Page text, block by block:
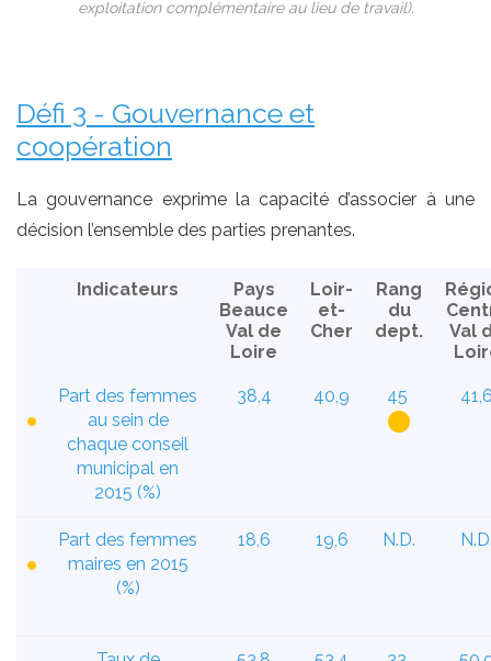
exploitation complémentaire au lieu de travail).
Défi 3 - Gouvernance et
coopération
La gouvernance exprime la capacité d’associer à une
décision l’ensemble des parties prenantes.
Indicateurs
Pays
Beauce
Val de
Loire
Loir-
et-
Cher
Rang
du
dept.
Val
Part des femmes
au sein de
chaque conseil
municipal en
2015 (%)
38,4 40,9 45
Part des femmes
maires en 2015
(%)
18,6 19,6 N.D.